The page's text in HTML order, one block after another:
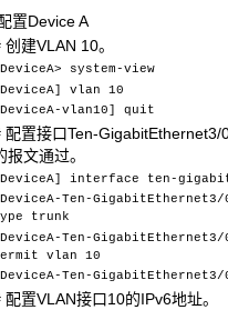
Device A
创建VLAN 10。
system-view
vlan 10
vlan10] quit
配置接口Ten-GigabitEthernet3/
报文通过。
interface ten-
Ten-
trunk
Ten-
vlan 10
Ten-
配置VLAN接口10的IPv6地址。